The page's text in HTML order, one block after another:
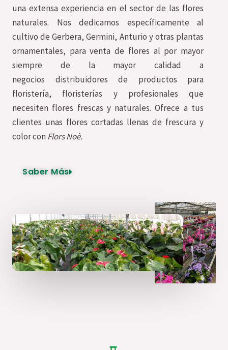
una extensa experiencia en el sector de las flores
naturales. Nos dedicamos específicamente al
cultivo de Gerbera, Germini, Anturio y otras plantas
ornamentales, para venta de flores al por mayor
siempre de la mayor calidad a
negocios distribuidores de productos para
floristería, floristerías y profesionales que
necesiten flores frescas y naturales. Ofrece a tus
clientes unas flores cortadas llenas de frescura y
color conFlors Noè.
Saber Más